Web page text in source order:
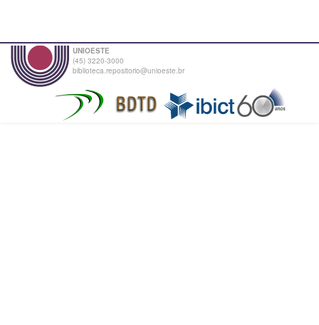
UNIOESTE
(45) 3220-3000
biblioteca.repositorio@unioeste.br